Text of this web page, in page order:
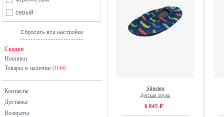
серый
Сбросить все настройки
Скидки
Новинки
Товары в наличии (1144)
Контакты
Доставка
Возвраты
Slipstop
Детская обувь
6 845 ₽